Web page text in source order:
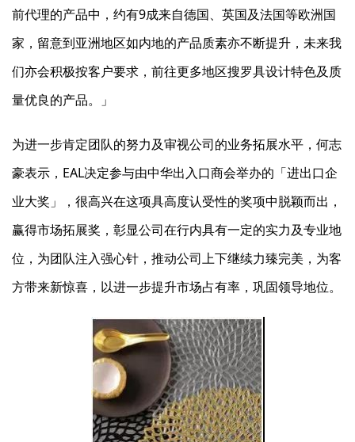
前代理的产品中，约有9成来自德国、英国及法国等欧洲国
家，留意到亚洲地区如内地的产品质素亦不断提升，未来我
们亦会积极按客户要求，前往更多地区搜罗具设计特色及质
量优良的产品。」
为进一步肯定团队的努力及审视公司的业务拓展水平，何志
豪表示，EAL决定参与由中华出入口商会举办的「进出口企
业大奖」，很高兴在这项具高度认受性的奖项中脱颖而出，
赢得市场拓展奖，彰显公司在行内具有一定的实力及专业地
位，为团队注入强心针，推动公司上下继续力臻完美，为客
方带来新惊喜，以进一步提升市场占有率，巩固领导地位。